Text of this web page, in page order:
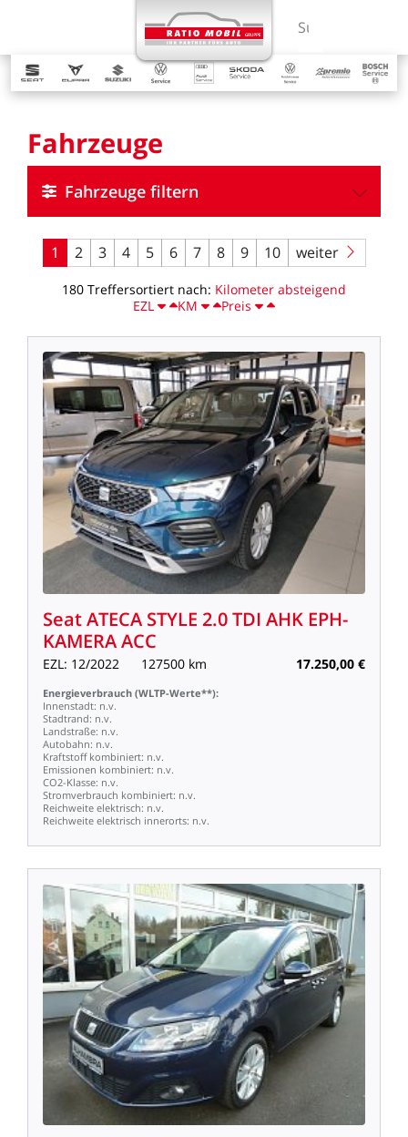
Suchbegriff
Fahrzeuge
Fahrzeuge filtern
1 2 3 4 5 6 7 8 9 10 weiter
180 Treffersortiert nach: Kilometer absteigend
EZL
KM Preis
SeatATECA STYLE 2.0TDI AHK EPH-
KAMERAACC
EZL: 12/2022 127500 km 17.250,00 €
Energieverbrauch (WLTP-Werte**):
Innenstadt: n.v.
Stadtrand: n.v.
Landstraße: n.v.
Autobahn: n.v.
Kraftstoff kombiniert: n.v.
Emissionen kombiniert: n.v.
CO2-Klasse: n.v.
Stromverbrauch kombiniert: n.v.
Reichweite elektrisch: n.v.
Reichweite elektrisch innerorts: n.v.